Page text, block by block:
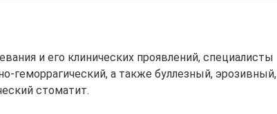
и его клинических проявлений, специалисты
геморрагический, а также буллезный, эрозивный,
стоматит.